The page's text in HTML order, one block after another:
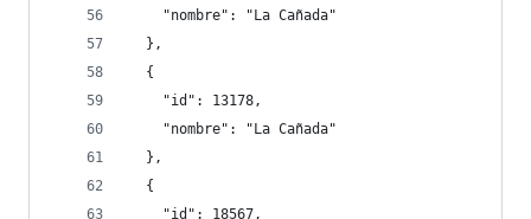
    "nombre": "La Cañada"
  },
  {
    "id": 13178,
    "nombre": "La Cañada"
  },
  {
    "id": 18567,